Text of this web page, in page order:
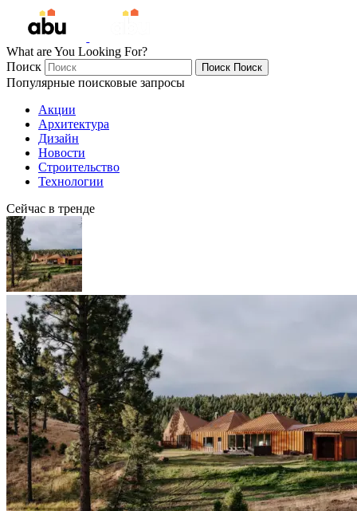
What are You Looking For?
Поиск
Поиск Поиск
Популярные поисковые запросы
Акции
Архитектура
Дизайн
Новости
Строительство
Технологии
Сейчас в тренде